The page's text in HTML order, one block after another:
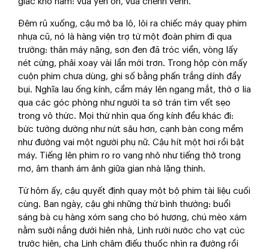
Đêm rũ xuống, cậu mở ba lô, lôi ra chiếc máy quay phim
nhựa cũ, nó là hàng viện trợ từ một đoàn phim đi qua
trường: thân máy nặng, sơn đen đã tróc viền, vòng lấy
nét cứng, phải xoay vài lần mới trơn. Trong hộp còn mấy
cuộn phim chưa dùng, ghi số bằng phấn trắng dính đầy
bụi. Nghĩa lau ống kính, cầm máy lên ngang mắt, thờ ơ lia
qua các góc phòng như người ta sờ trán tìm vết sẹo
trong vô thức. Mọi thứ nhìn qua ống kính đều khác đi:
bức tường dường như nứt sâu hơn, cạnh bàn cong mềm
như đường vai một người phụ nữ. Cậu hít một hơi rồi bật
máy. Tiếng lên phim ro ro vang nhỏ như tiếng thở trong
mơ, âm thanh ám ảnh giữa gian nhà lặng thinh.
Từ hôm ấy, cậu quyết định quay một bộ phim tài liệu cuối
cùng. Ban ngày, cậu ghi những thứ bình thường: buổi
sáng bà cụ hàng xóm sang cho bó hương, chú mèo xám
nằm sưởi nắng dưới hiên nhà, Linh rưới nước cho vạt cúc
trước hiên, cha Linh châm điếu thuốc nhìn ra đường rồi